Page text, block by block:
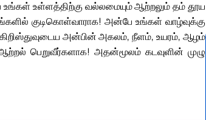
உள்ளத்திற்கு வல்லமையும் ஆற்றலும் தம் தூய
குடிகொள்வாராக! அன்பே உங்கள் வாழ்வுக்கு
அன்பின் அகலம், நீளம், உயரம், ஆழம்
பெறுவீர்களாக! அதன்மூலம் கடவுளின் முழு